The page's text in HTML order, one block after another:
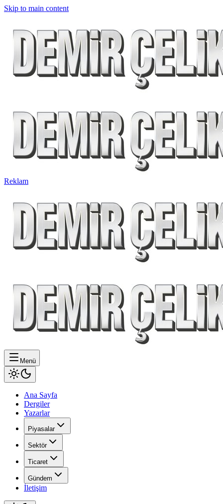
Skip to main content
Reklam
Menü
Ana Sayfa
Dergiler
Yazarlar
Piyasalar
Sektör
Ticaret
Gündem
İletişim